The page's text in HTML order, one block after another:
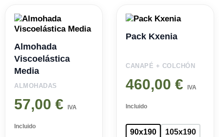
Almohada
Viscoelástica
Media
ALMOHADAS
57,00 € IVA
Incluido
Pack Kxenia
CANAPÉ + COLCHÓN
460,00 € IVA
Incluido
90x190
105x190